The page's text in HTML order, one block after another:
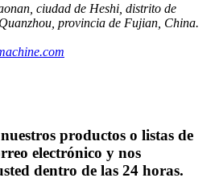
ciudad de Heshi, distrito de
provincia de Fujian, China.
productos o listas de
electrónico y nos
dentro de las 24 horas.